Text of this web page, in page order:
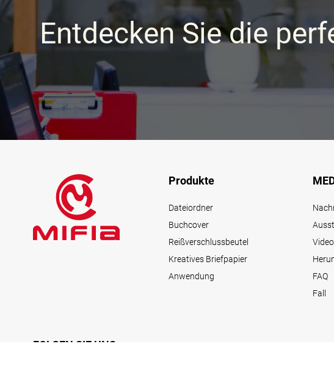
Entdecken Sie die
Produkte
Dateiordner
Buchcover
Reißverschlussbeutel
Kreatives Briefpapier
Anwendung
Video
FAQ
Fall
FOLGEN SIE UNS